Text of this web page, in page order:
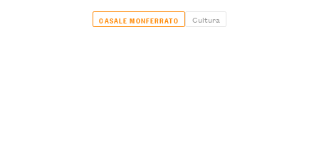
CASALE MONFERRATO Cultura